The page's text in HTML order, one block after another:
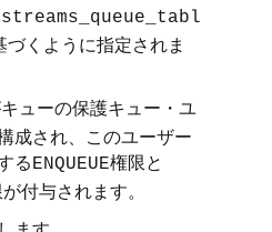
づくように指定されま
ューの保護キュー・ユ
成され、このユーザー
るENQUEUE権限と
付与されます。